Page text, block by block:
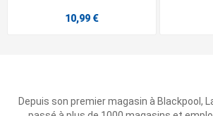
10,99 €
Depuis son premier magasin à Blackpool,